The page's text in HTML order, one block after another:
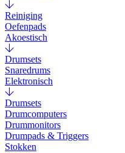
Reiniging
Oefenpads
Akoestisch
Drumsets
Snaredrums
Elektronisch
Drumsets
Drumcomputers
Drummonitors
Drumpads & Triggers
Stokken